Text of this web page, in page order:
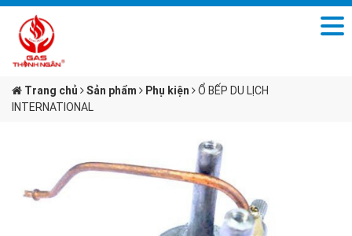
Trang chủ Sản phẩm Phụ kiện
Ổ BẾP DU LỊCH
INTERNATIONAL